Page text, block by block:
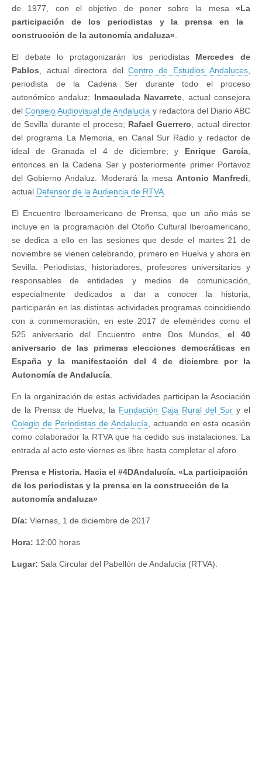
de 1977, con el objetivo de poner sobre la mesa «La
participación​ ​de​ ​los​ ​periodistas​ ​y​ ​la​ ​prensa​ ​en​ ​la​ ​
construcción​ ​de​ ​la​ ​autonomía​ ​andaluza»
El debate lo protagonizarán los periodistas Mercedes de
Pablos ​, actual directora delCentro de Estudios Andaluces
periodista de la Cadena Ser durante todo el proceso
autonómico andaluz; Inmaculada Navarrete ​, actual consejera
delConsejo Audiovisual de Andalucía y redactora del Diario ABC
de Sevilla durante el proceso; Rafael Guerrero ​, actual director
del programa La Memoria, en Canal Sur Radio y redactor de
ideal de Granada el 4 de diciembre; y Enrique García
entonces en la Cadena Ser y posteriormente primer Portavoz
del Gobierno Andaluz. Moderará la mesa​ ​ Antonio​ ​Manfredi​
actual Defensor de la Audiencia de RTVA
El Encuentro Iberoamericano de Prensa, que un año más se
incluye en la programación del Otoño Cultural Iberoamericano,
se dedica a ello en las sesiones que desde el martes 21 de
noviembre se vienen celebrando, primero en Huelva y ahora en
Sevilla. Periodistas, historiadores, profesores universitarios y
responsables de entidades y medios de comunicación,
especialmente dedicados a dar a conocer la historia,
participarán en las distintas actividades programas coincidiendo
con a conmemoración, en este 2017 de efemérides como el
525 aniversario del Encuentro entre Dos Mundos, el 40
aniversario de las primeras elecciones democráticas en
España y la manifestación del 4 de diciembre por la
Autonomía de Andalucía
En la organización de estas actividades participan la Asociación
de la Prensa de Huelva, la Fundación Caja Rural del Sur y el
Colegio de Periodistas de Andalucía , actuando en esta ocasión
como colaborador la RTVA que ha cedido sus instalaciones. La
entrada al acto este viernes es libre hasta completar el aforo.
Prensa e Historia. Hacia el #4DAndalucía. «La participación​ ​
de​ ​los​ ​periodistas​ ​y​ ​la​ ​prensa​ ​en​ ​la​ ​construcción​ ​de​ ​la​ ​
autonomía​ ​andaluza»
Día: Viernes, 1 de diciembre de 2017
Hora: 12:00 horas
Lugar: Sala Circular del Pabellón de Andalucía (RTVA).